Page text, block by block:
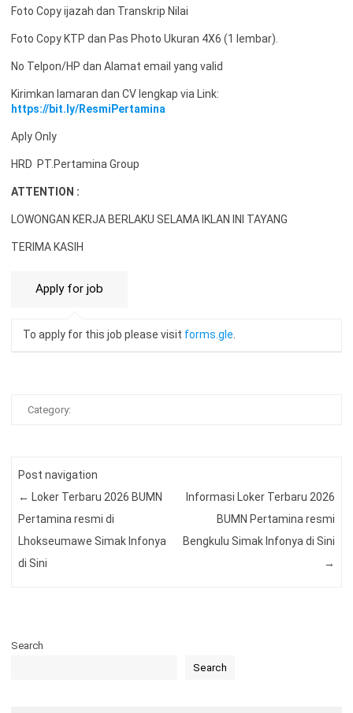
Foto Copy ijazah dan Transkrip Nilai
Foto Copy KTP dan Pas Photo Ukuran 4X6 (1 lembar).
No Telpon/HP dan Alamat email yang valid
Kirimkan lamaran dan CV lengkap via Link:
https://bit.ly/ResmiPertamina
Aply Only
HRD PT.Pertamina Group
ATTENTION :
LOWONGAN KERJA BERLAKU SELAMA IKLAN INI TAYANG
TERIMA KASIH
To apply for this job please visit forms.gle.
Category:
Post navigation
← Loker Terbaru 2026 BUMN
Pertamina resmi di
Lhokseumawe Simak Infonya
di Sini
Informasi Loker Terbaru 2026
BUMN Pertamina resmi
Bengkulu Simak Infonya di Sini
→
Search
Search